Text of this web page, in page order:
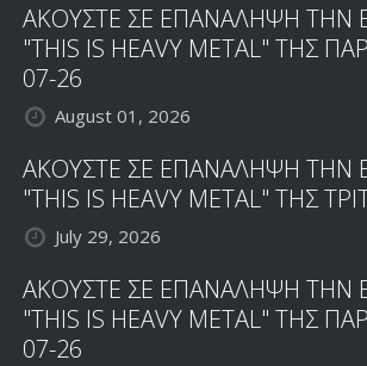
ΑΚΟΥΣΤΕ ΣΕ ΕΠΑΝΑΛΗΨΗ
"THIS IS HEAVY METAL" ΤΗΣ
07-26
August 01, 2026
ΑΚΟΥΣΤΕ ΣΕ ΕΠΑΝΑΛΗΨΗ
"THIS IS HEAVY METAL" ΤΗΣ
July 29, 2026
ΑΚΟΥΣΤΕ ΣΕ ΕΠΑΝΑΛΗΨΗ
"THIS IS HEAVY METAL" ΤΗΣ
07-26